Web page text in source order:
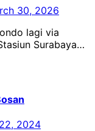
30, 2026
lagi via
Surabaya…
2024